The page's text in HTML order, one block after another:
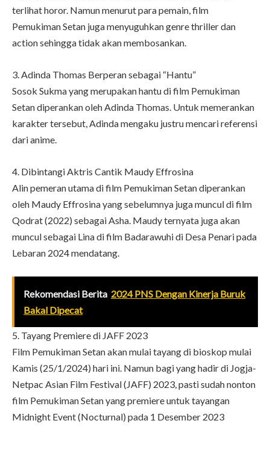
terlihat horor. Namun menurut para pemain, film
Pemukiman Setan juga menyuguhkan genre thriller dan
action sehingga tidak akan membosankan.
3. Adinda Thomas Berperan sebagai “Hantu”
Sosok Sukma yang merupakan hantu di film Pemukiman
Setan diperankan oleh Adinda Thomas. Untuk memerankan
karakter tersebut, Adinda mengaku justru mencari referensi
dari anime.
4. Dibintangi Aktris Cantik Maudy Effrosina
Alin pemeran utama di film Pemukiman Setan diperankan
oleh Maudy Effrosina yang sebelumnya juga muncul di film
Qodrat (2022) sebagai Asha. Maudy ternyata juga akan
muncul sebagai Lina di film Badarawuhi di Desa Penari pada
Lebaran 2024 mendatang.
Rekomendasi Berita 2024 PNS Dengan Kinerja Buruk
Bakal Dipecat
5. Tayang Premiere di JAFF 2023
Film Pemukiman Setan akan mulai tayang di bioskop mulai
Kamis (25/1/2024) hari ini. Namun bagi yang hadir di Jogja-
Netpac Asian Film Festival (JAFF) 2023, pasti sudah nonton
film Pemukiman Setan yang premiere untuk tayangan
Midnight Event (Nocturnal) pada 1 Desember 2023